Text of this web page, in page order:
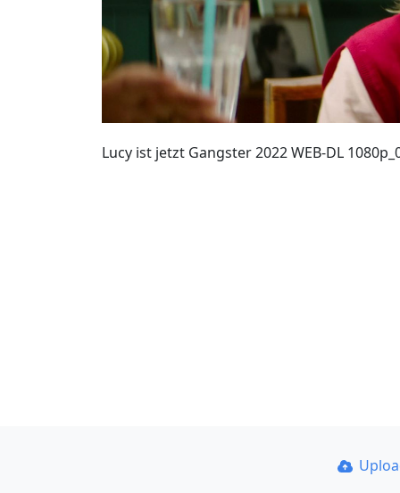
Lucy ist jetzt Gangster 2022 WEB-DL